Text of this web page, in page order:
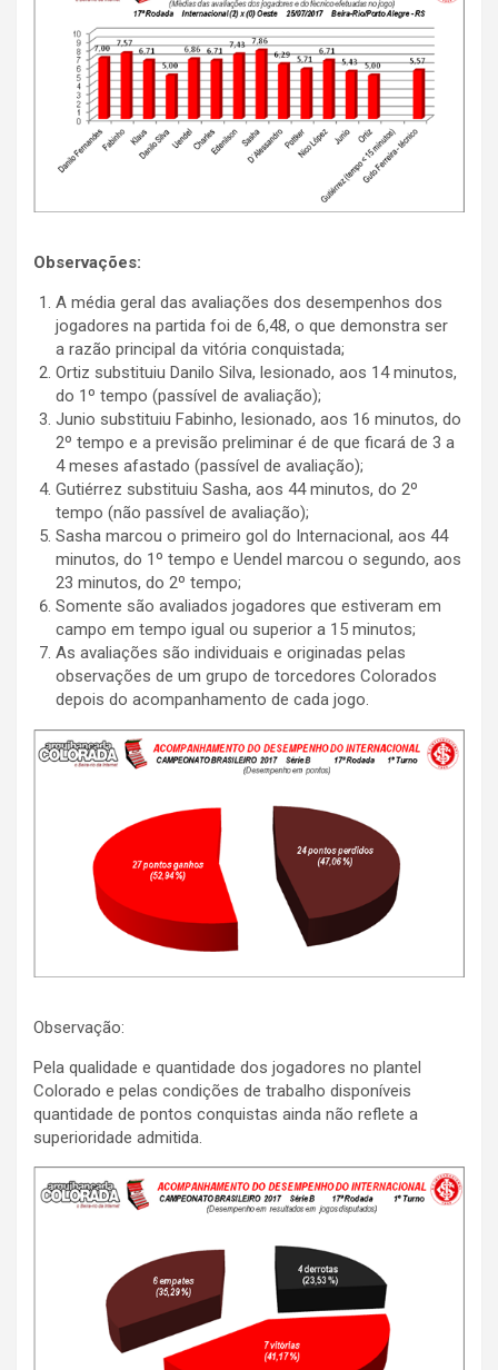
Observações:
A média geral das avaliações dos desempenhos dos
jogadores na partida foi de 6,48, o que demonstra ser
a razão principal da vitória conquistada;
Ortiz substituiu Danilo Silva, lesionado, aos 14 minutos,
do 1º tempo (passível de avaliação);
Junio substituiu Fabinho, lesionado, aos 16 minutos, do
2º tempo e a previsão preliminar é de que ficará de 3 a
4 meses afastado (passível de avaliação);
Gutiérrez substituiu Sasha, aos 44 minutos, do 2º
tempo (não passível de avaliação);
Sasha marcou o primeiro gol do Internacional, aos 44
minutos, do 1º tempo e Uendel marcou o segundo, aos
23 minutos, do 2º tempo;
Somente são avaliados jogadores que estiveram em
campo em tempo igual ou superior a 15 minutos;
As avaliações são individuais e originadas pelas
observações de um grupo de torcedores Colorados
depois do acompanhamento de cada jogo.
Observação:
Pela qualidade e quantidade dos jogadores no plantel
Colorado e pelas condições de trabalho disponíveis
quantidade de pontos conquistas ainda não reflete a
superioridade admitida.